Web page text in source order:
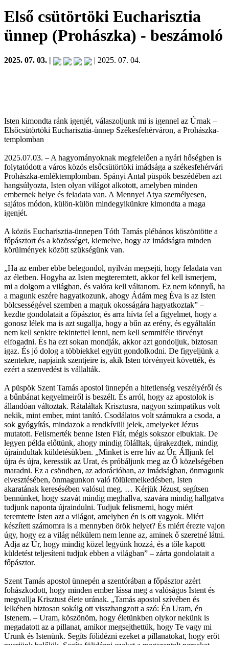
Első csütörtöki Eucharisztia
ünnep (Prohászka) - beszámoló
2025. 07. 03. | | 2025. 07. 04.
Isten kimondta ránk igenjét, válaszoljunk mi is igennel az Úrnak –
Elsőcsütörtöki Eucharisztia-ünnep Székesfehérváron, a Prohászka-
templomban
2025.07.03. – A hagyományoknak megfelelően a nyári hőségben is
folytatódott a város közös elsőcsütörtöki imádsága a székesfehérvári
Prohászka-emléktemplomban. Spányi Antal püspök beszédében azt
hangsúlyozta, Isten olyan világot alkotott, amelyben minden
embernek helye és feladata van. A Mennyei Atya személyesen,
sajátos módon, külön-külön mindegyikünkre kimondta a maga
igenjét.
A közös Eucharisztia-ünnepen Tóth Tamás plébános köszöntötte a
főpásztort és a közösséget, kiemelve, hogy az imádságra minden
körülmények között szükségünk van.
„Ha az ember ebbe belegondol, nyilván megsejti, hogy feladata van
az életben. Hogyha az Isten megteremtett, akkor fel kell ismerjem,
mi a dolgom a világban, és valóra kell váltanom. Ez nem könnyű, ha
a magunk eszére hagyatkozunk, ahogy Ádám meg Éva is az Isten
bölcsességével szemben a maguk okosságára hagyatkoztak” –
kezdte gondolatait a főpásztor, és arra hívta fel a figyelmet, hogy a
gonosz lélek ma is azt sugallja, hogy a bűn az erény, és egyáltalán
nem kell senkire tekintettel lenni, nem kell semmiféle törvényt
elfogadni. És ha ezt sokan mondják, akkor azt gondoljuk, biztosan
igaz. És jó dolog a többiekkel együtt gondolkodni. De figyeljünk a
szentekre, napjaink szentjeire is, akik Isten törvényeit követték, és
ezért a szenvedést is vállalták.
A püspök Szent Tamás apostol ünnepén a hitetlenség veszélyéről és
a bűnbánat kegyelmeiről is beszélt. És arról, hogy az apostolok is
állandóan változtak. Rátaláltak Krisztusra, nagyon szimpatikus volt
nekik, mint ember, mint tanító. Csodálatos volt számukra a csoda, a
sok gyógyítás, mindazok a rendkívüli jelek, amelyeket Jézus
mutatott. Felismerték benne Isten Fiát, mégis sokszor elbuktak. De
legyen példa előttünk, ahogy mindig fölálltak, újrakezdtek, mindig
újraindultak küldetésükben. „Minket is erre hív az Úr. Álljunk fel
újra és újra, keressük az Urat, és próbáljunk meg az Ő közelségében
maradni. Ez a csöndben, az adorációban, az imádságban, önmagunk
elvesztésében, önmagunkon való fölülemelkedésben, Isten
akaratának keresésében valósul meg. … Kérjük Jézust, segítsen
bennünket, hogy szavát mindig meghallva, szavára mindig hallgatva
tudjunk naponta újraindulni. Tudjuk felismerni, hogy miért
teremtette Isten azt a világot, amelyben én is ott vagyok. Miért
készített számomra is a mennyben örök helyet? És miért érezte vajon
úgy, hogy ez a világ nélkülem nem lenne az, aminek ő szeretné látni.
Adja az Úr, hogy mindig közel legyünk hozzá, és a tőle kapott
küldetést teljesíteni tudjuk ebben a világban” – zárta gondolatait a
főpásztor.
Szent Tamás apostol ünnepén a szentórában a főpásztor azért
fohászkodott, hogy minden ember lássa meg a valóságos Istent és
megvallja Krisztust élete urának. „Tamás apostol szívében és
lelkében biztosan sokáig ott visszhangzott a szó: Én Uram, én
Istenem. – Uram, köszönöm, hogy életünkben olykor nekünk is
megadatott az a pillanat, amikor megsejthettük, hogy Te vagy mi
Urunk és Istenünk. Segíts fölidézni ezeket a pillanatokat, hogy erőt